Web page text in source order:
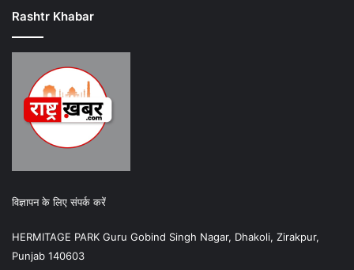
Rashtr Khabar
विज्ञापन के लिए संपर्क करें
HERMITAGE PARK Guru Gobind Singh Nagar, Dhakoli, Zirakpur,
Punjab 140603